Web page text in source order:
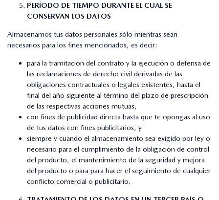
PERÍODO DE TIEMPO DURANTE EL CUAL SE
CONSERVAN LOS DATOS
Almacenamos tus datos personales sólo mientras sean
necesarios para los fines mencionados, es decir:
para la tramitación del contrato y la ejecución o defensa de
las reclamaciones de derecho civil derivadas de las
obligaciones contractuales o legales existentes, hasta el
final del año siguiente al término del plazo de prescripción
de las respectivas acciones mutuas,
con fines de publicidad directa hasta que te opongas al uso
de tus datos con fines publicitarios, y
siempre y cuando el almacenamiento sea exigido por ley o
necesario para el cumplimiento de la obligación de control
del producto, el mantenimiento de la seguridad y mejora
del producto o para para hacer el seguimiento de cualquier
conflicto comercial o publicitario.